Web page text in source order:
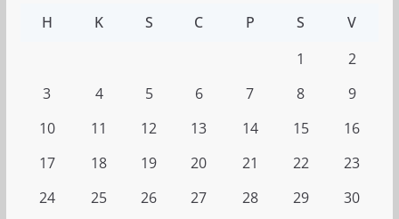
H
K S C P S V
1
2
3
4 5 6 7 8
9
10
11 12 13 14 15
16
17
18 19 20 21 22
23
24
25 26 27 28 29
30